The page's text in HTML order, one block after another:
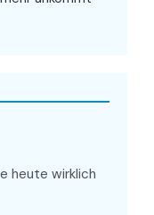
heute wirklich